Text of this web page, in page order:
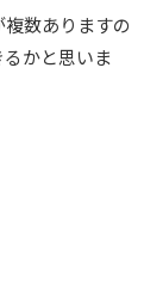
数ありますの
かと思いま